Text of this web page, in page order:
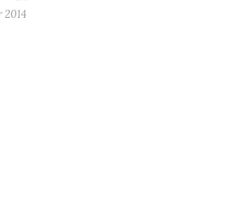
2014